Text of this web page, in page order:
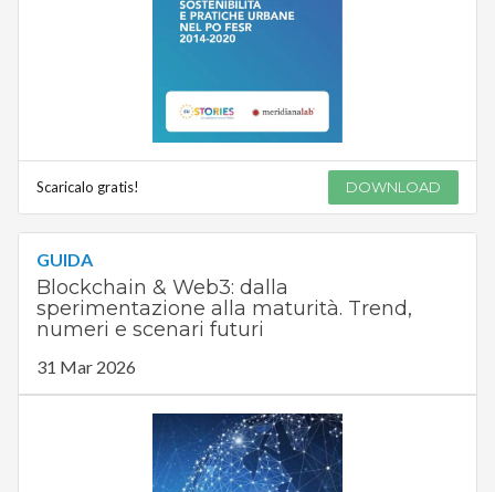
Scaricalo gratis! DOWNLOAD
GUIDA
Blockchain & Web3: dalla
sperimentazione alla maturità. Trend,
numeri e scenari futuri
31 Mar 2026